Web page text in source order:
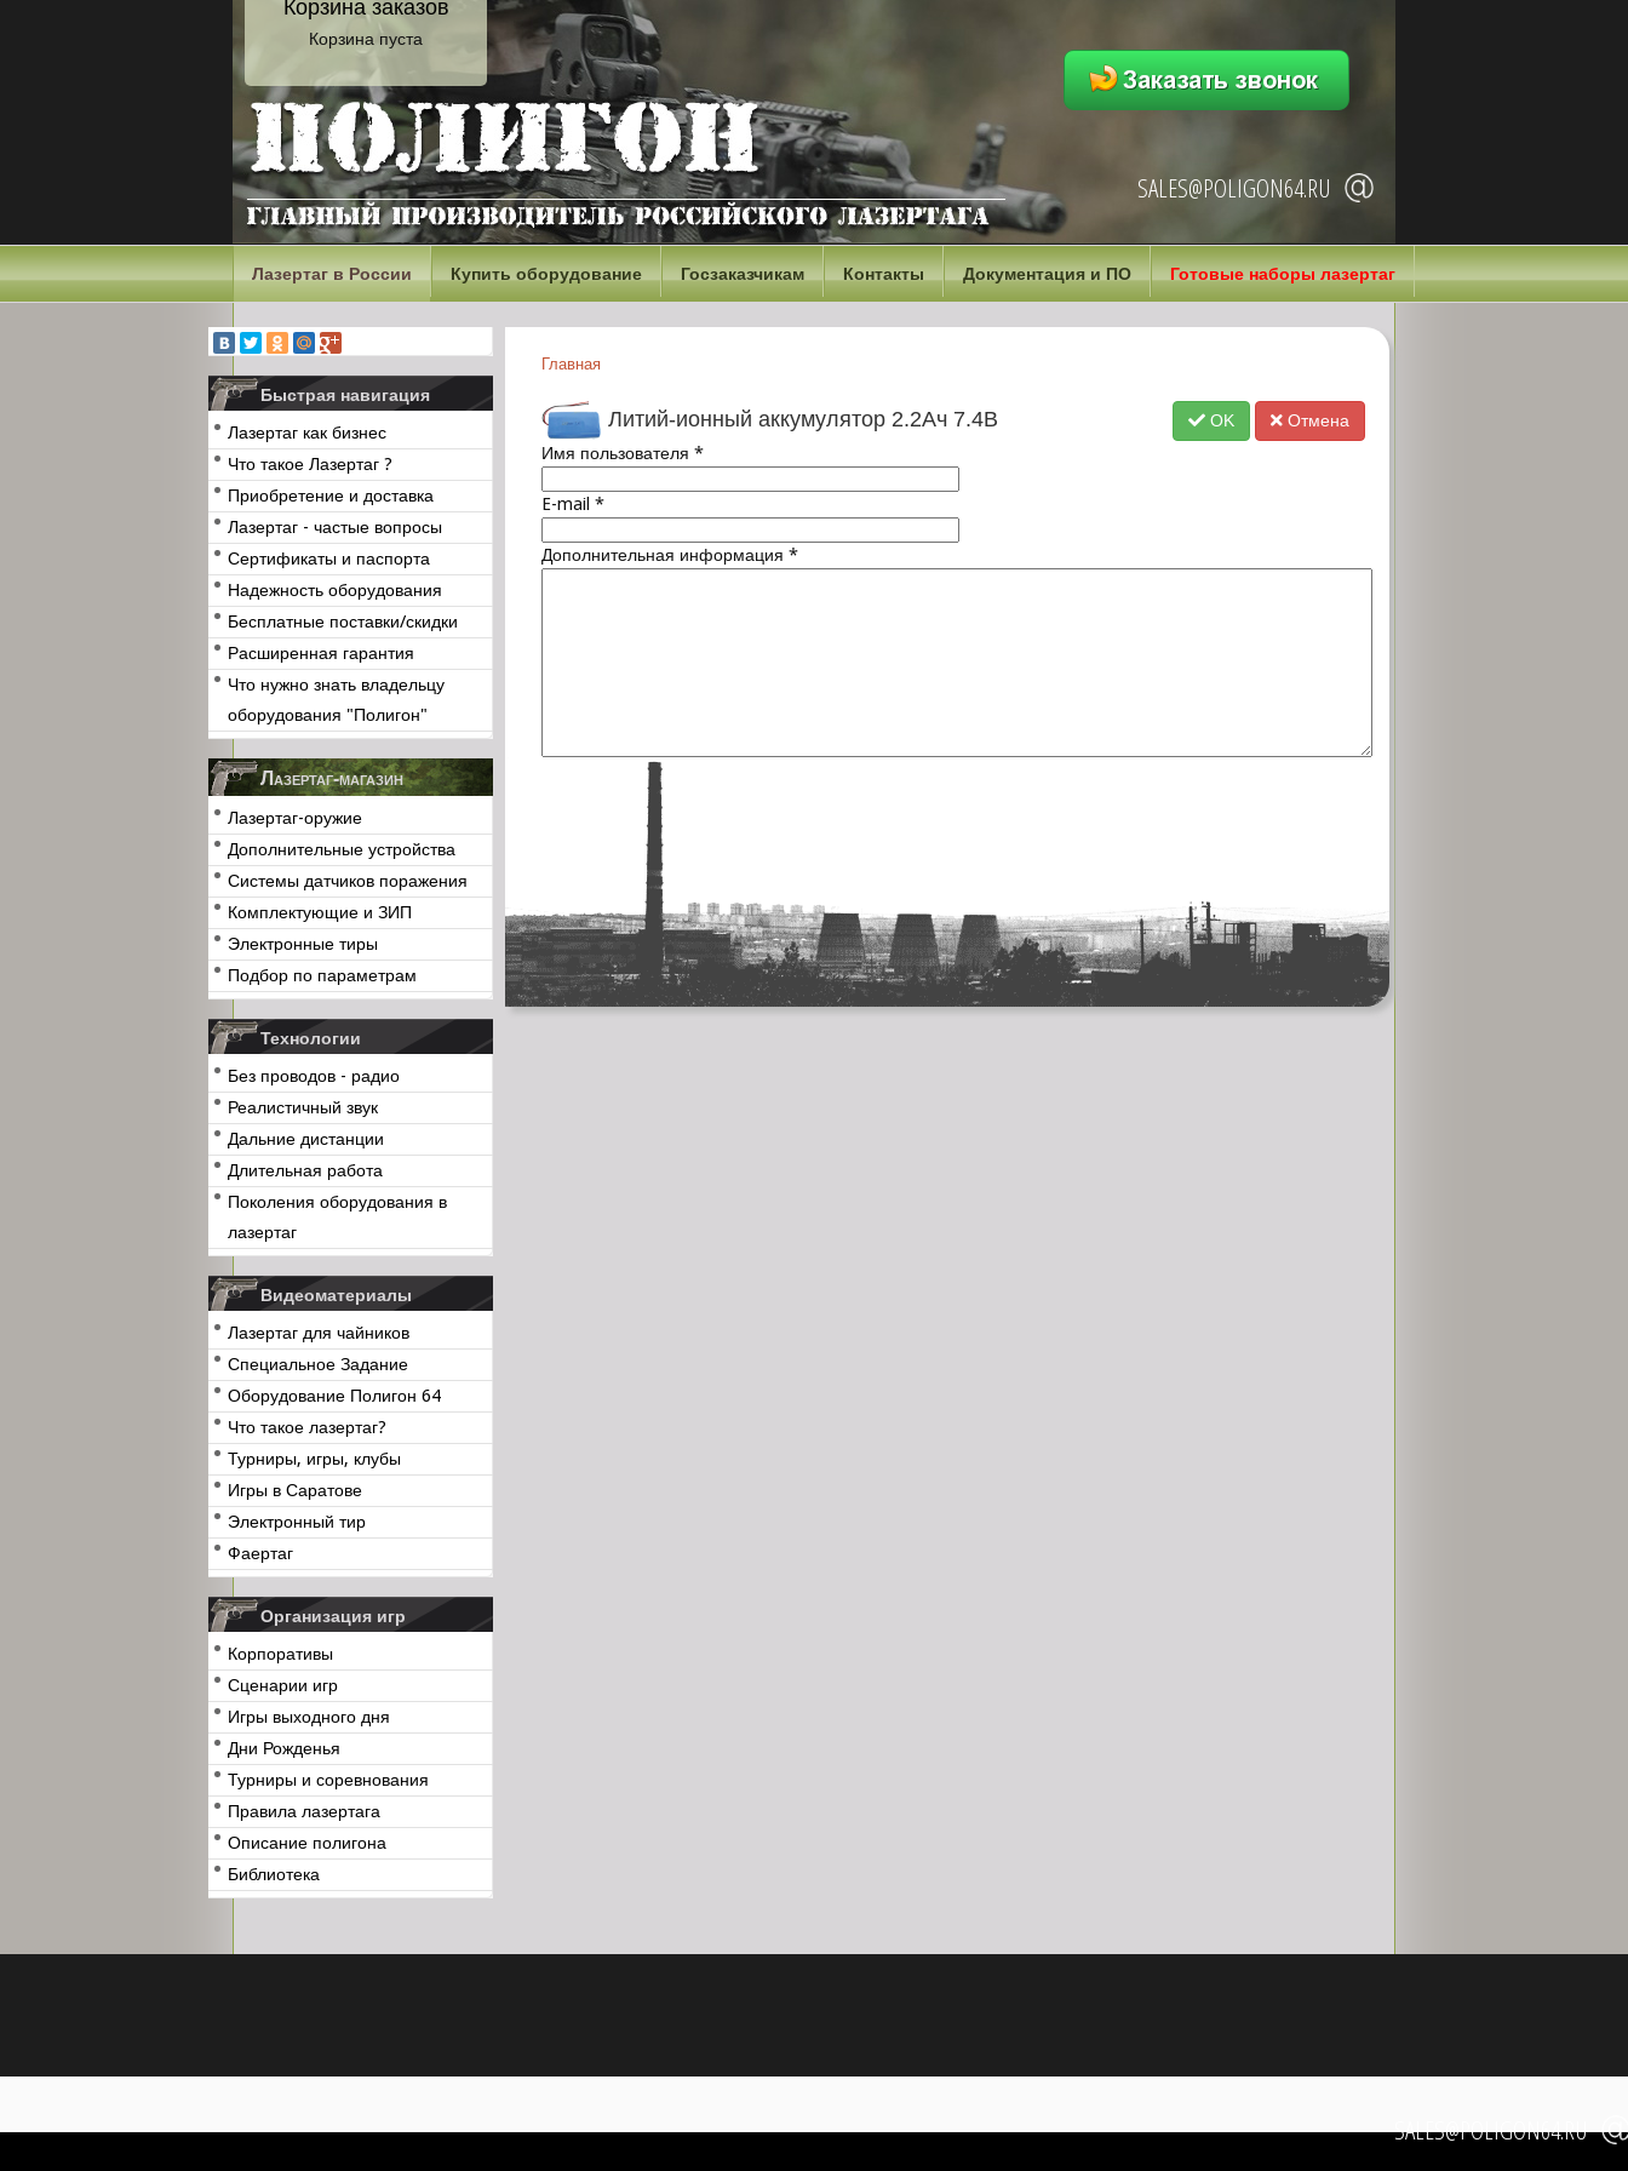
SALES@POLIGON64.RU
Корзина заказов
Корзина пуста
Лазертаг в России Купить оборудование Госзаказчикам Контакты Документация и ПО Готовые наборы лазертаг
Быстрая навигация
Лазертаг как бизнес
Что такое Лазертаг ?
Приобретение и доставка
Лазертаг - частые вопросы
Сертификаты и паспорта
Надежность оборудования
Бесплатные поставки/скидки
Расширенная гарантия
Что нужно знать владельцу
оборудования "Полигон"
Лазертаг-магазин
Лазертаг-оружие
Дополнительные устройства
Системы датчиков поражения
Комплектующие и ЗИП
Электронные тиры
Подбор по параметрам
Технологии
Без проводов - радио
Реалистичный звук
Дальние дистанции
Длительная работа
Поколения оборудования в
лазертаг
Видеоматериалы
Лазертаг для чайников
Специальное Задание
Оборудование Полигон 64
Что такое лазертаг?
Турниры, игры, клубы
Игры в Саратове
Электронный тир
Фаертаг
Организация игр
Корпоративы
Сценарии игр
Игры выходного дня
Дни Рожденья
Турниры и соревнования
Правила лазертага
Описание полигона
Библиотека
Главная
Литий-ионный аккумулятор 2.2Ач 7.4В OK
Отмена
Имя пользователя *
E-mail *
Дополнительная информация *
SALES@POLIGON64.RU